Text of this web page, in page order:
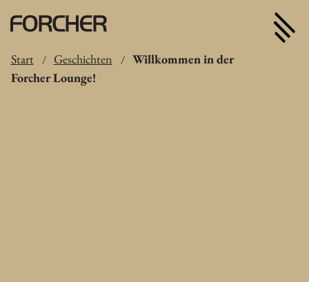
Start / Geschichten / Willkommen in der
Forcher Lounge!